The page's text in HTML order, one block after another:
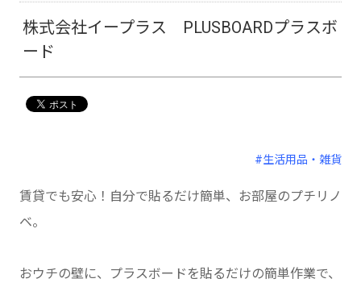
株式会社イープラス PLUSBOARDプラスボ
ード
#生活用品・雑貨
賃貸でも安心！自分で貼るだけ簡単、お部屋のプチリノ
ベ。
おウチの壁に、プラスボードを貼るだけの簡単作業で、